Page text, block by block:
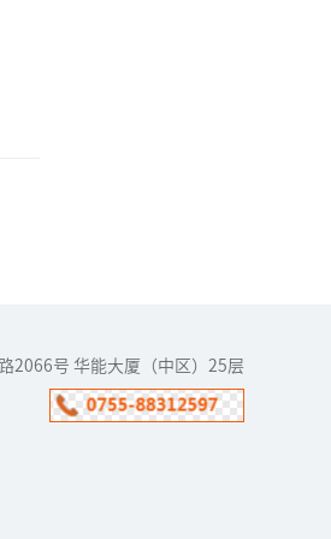
2066号 华能大厦（中区）25层